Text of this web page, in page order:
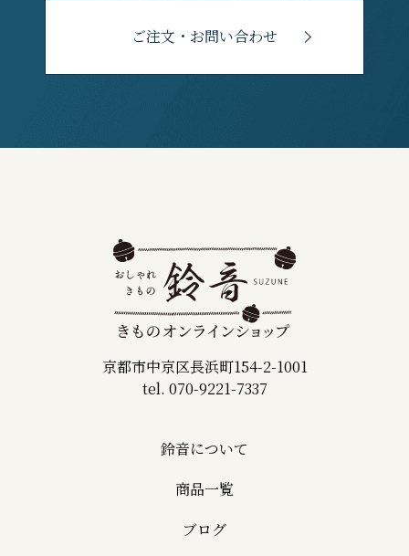
ご注文・お問い合わせ
京都市中京区長浜町154-2-1001
tel. 070-9221-7337
鈴音について
商品一覧
ブログ